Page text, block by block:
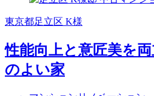
東京都足立区 K様
性能向上と意匠美を
のよい家